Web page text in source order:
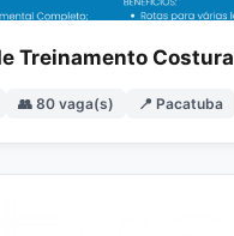
Treinamento Costura
👥 80 vaga(s) 📍 Pacatuba